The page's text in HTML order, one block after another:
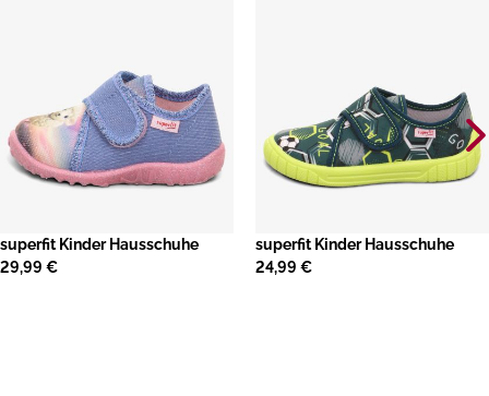
superfit Kinder Hausschuhe
29,99 €
superfit Kinder Hausschuhe
24,99 €